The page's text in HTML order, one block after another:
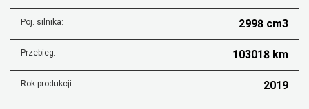
Poj. silnika: 2998 cm3
Przebieg: 103018 km
Rok produkcji: 2019